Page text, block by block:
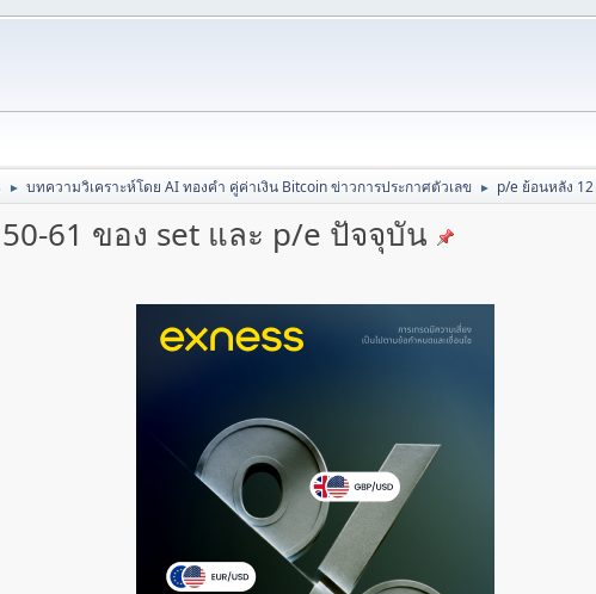
► บทความวิเคราะห์โดย AI ทองคำ คู่ค่าเงิน Bitcoin ข่าวการประกาศตัวเลข ► p/e ย้อนหลัง
61 ของ set และ p/e ปัจจุบัน